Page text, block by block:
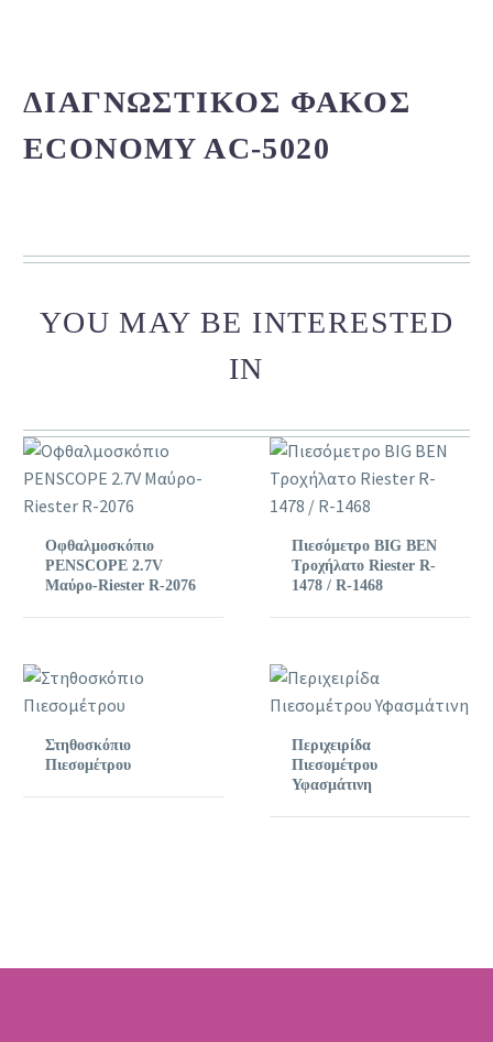
ΔΙΑΓΝΩΣΤΙΚΌΣ ΦΑΚΌΣ
ECONOMY AC-5020
YOU MAY BE INTERESTED
IN
Οφθαλμοσκόπιο
PENSCOPE 2.7V
Μαύρο-Riester R-2076
Πιεσόμετρο BIG BEN
Τροχήλατο Riester R-
1478 / R-1468
Στηθοσκόπιο
Πιεσομέτρου
Περιχειρίδα
Πιεσομέτρου
Υφασμάτινη